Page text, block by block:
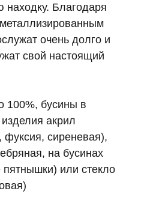
находку. Благодаря
очень долго и
свой настоящий
100%, бусины в
акрил
фуксия, сиреневая),
на бусинах
или стекло